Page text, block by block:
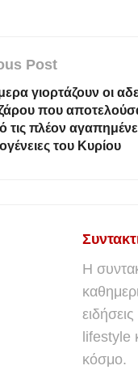
Post
γιορτάζουν οι
που
τις πλέον
του Κυρίου
Η
lifestyle
κόσμο.